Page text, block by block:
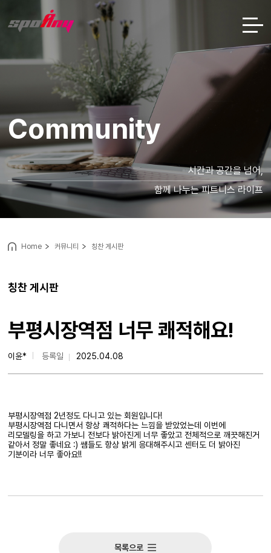
Community
시간과 공간을 넘어,
함께 나누는 피트니스 라이프
칭찬 게시판
Home 커뮤니티 칭찬 게시판
부평시장역점 너무 쾌적해요!
이윤* 등록일 2025.04.08
부평시장역점 2년정도 다니고 있는 회원입니다!
부평시장역점 다니면서 항상 쾌적하다는 느낌을 받았었는데 이번에
리모델링을 하고 가보니 전보다 밝아진게 너무 좋았고 전체적으로 깨끗해진거
같아서 정말 좋네요 :) 쌤들도 항상 밝게 응대해주시고 센터도 더 밝아진
기분이라 너무 좋아요!!
목록으로